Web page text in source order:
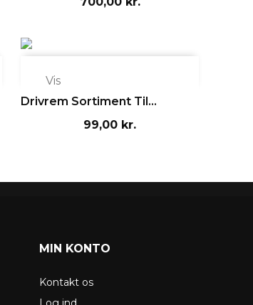
Vis
Drivrem Sortiment Til...
99,00 kr.
MIN KONTO
Kontakt os